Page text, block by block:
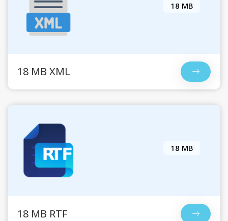
18 MB
18 MB XML
18 MB
18 MB RTF